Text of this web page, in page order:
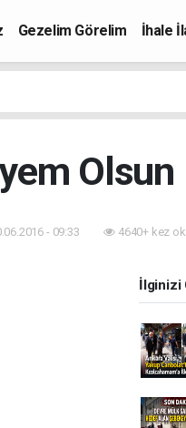
Gezelim Görelim
İhale
Olsun
- 09:33 4640+ kez
İlginizi